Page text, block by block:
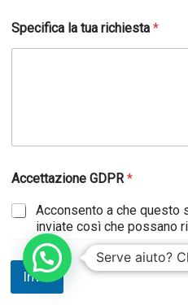
Specifica la tua richiesta*
i
s
a
Accettazione GDPR*
Acconsento a che questo
inviate così che possano
Invia
Serve aiuto?